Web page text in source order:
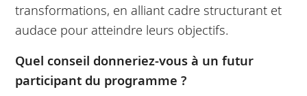
transformations, en alliant cadre structurant et
audace pour atteindre leurs objectifs.
Quel conseil donneriez-vous à un futur
participant du programme ?